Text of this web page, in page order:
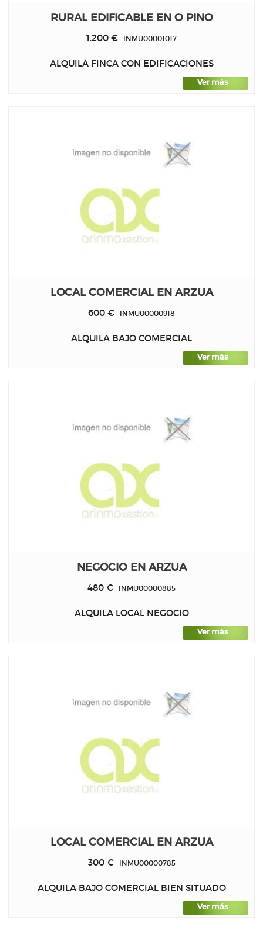
RURAL EDIFICABLE EN O PINO
1.200 € INMU00001017
ALQUILA FINCA CON EDIFICACIONES
Ver más
LOCAL COMERCIAL EN ARZUA
600 € INMU00000918
ALQUILA BAJO COMERCIAL
Ver más
NEGOCIO EN ARZUA
480 € INMU00000885
ALQUILA LOCAL NEGOCIO
Ver más
LOCAL COMERCIAL EN ARZUA
300 €INMU00000785
ALQUILA BAJO COMERCIAL BIEN SITUADO
Ver más